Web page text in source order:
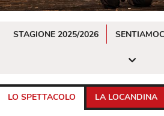
STAGIONE 2025/2026
LO SPETTACOLO LA LOCANDINA